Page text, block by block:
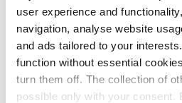
user experience and
navigation, analyse website
and ads tailored to your
function without essential
turn them off. The collection of
possible only with your consent.
Csendes, nyugodt, utószezoni
faházzal. A házak megfelelőek,
alapfelszereltségűek voltak.
Étterem, kisebb bolt a